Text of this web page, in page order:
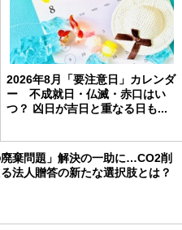
2026年8月「要注意日」カレンダ
ー 不成就日・仏滅・赤口はい
つ？ 凶日が吉日と重なる日も...
廃棄問題」解決の一助に…CO2削
法人贈答の新たな選択肢とは？